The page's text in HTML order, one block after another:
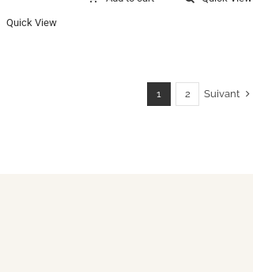
Quick View
1 2 Suivant